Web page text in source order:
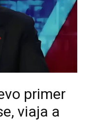
primer
viaja a